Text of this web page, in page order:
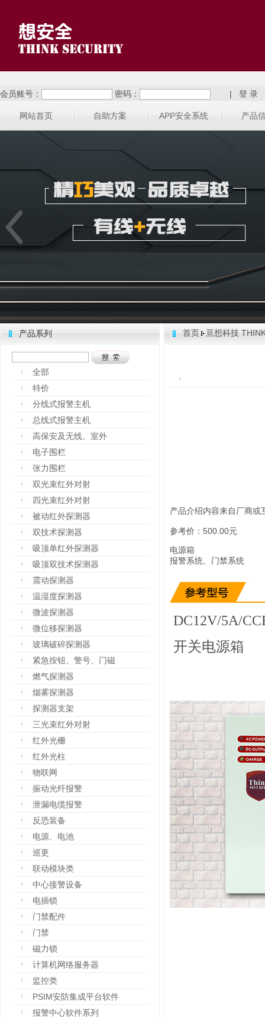
会员账号： 密码： |
网站首页 自助方案 APP安全系统 产品
产品系列
全部
特价
分线式报警主机
总线式报警主机
高保安及无线、室外
电子围栏
张力围栏
双光束红外对射
四光束红外对射
被动红外探测器
双技术探测器
吸顶单红外探测器
吸顶双技术探测器
震动探测器
温湿度探测器
微波探测器
微位移探测器
玻璃破碎探测器
紧急按钮、警号、门磁
燃气探测器
烟雾探测器
探测器支架
三光束红外对射
红外光栅
红外光柱
物联网
振动光纤报警
泄漏电缆报警
反恐装备
电源、电池
巡更
联动模块类
中心接警设备
电插锁
门禁配件
门禁
磁力锁
计算机网络服务器
监控类
PSIM安防集成平台软件
报警中心软件系列
首页 亘想科技
产品介绍内容来自厂商或
参考价：500.00元
电源箱
报警系统、门禁系统
DC12V/5A/
开关电源箱